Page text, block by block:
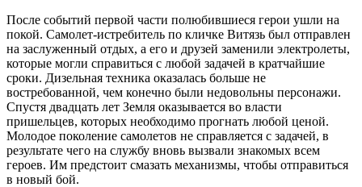
После событий первой части полюбившиеся герои ушли на
покой. Самолет-истребитель по кличке Витязь был отправлен
на заслуженный отдых, а его и друзей заменили электролеты,
которые могли справиться с любой задачей в кратчайшие
сроки. Дизельная техника оказалась больше не
востребованной, чем конечно были недовольны персонажи.
Спустя двадцать лет Земля оказывается во власти
пришельцев, которых необходимо прогнать любой ценой.
Молодое поколение самолетов не справляется с задачей, в
результате чего на службу вновь вызвали знакомых всем
героев. Им предстоит смазать механизмы, чтобы отправиться
в новый бой.